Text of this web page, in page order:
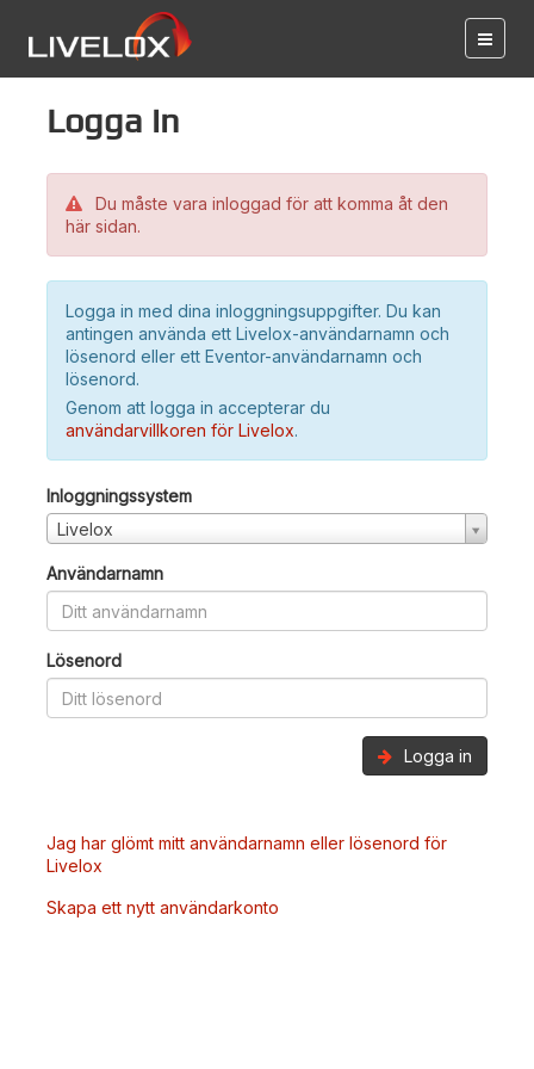
Logga in
Du måste vara inloggad för att komma åt den
här sidan.
Logga in med dina inloggningsuppgifter. Du kan
antingen använda ett Livelox-användarnamn och
lösenord eller ett Eventor-användarnamn och
lösenord.
Genom att logga in accepterar du
användarvillkoren för Livelox.
Inloggningssystem
Livelox
Användarnamn
Lösenord
Logga in
Jag har glömt mitt användarnamn eller lösenord för
Livelox
Skapa ett nytt användarkonto